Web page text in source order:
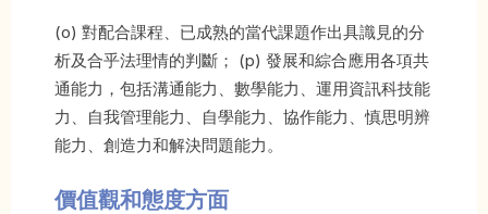
(o) 對配合課程、已成熟的當代課題作出具識見的分
析及合乎法理情的判斷； (p) 發展和綜合應用各項共
通能力，包括溝通能力、數學能力、運用資訊科技能
力、自我管理能力、自學能力、協作能力、慎思明辨
能力、創造力和解決問題能力。
價值觀和態度方面